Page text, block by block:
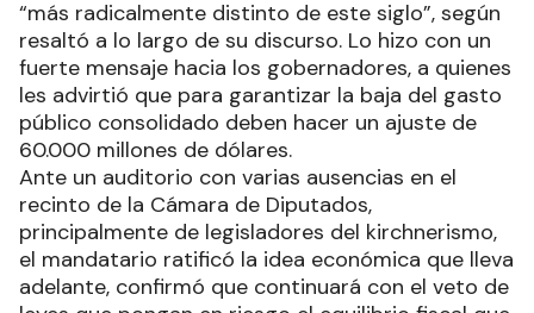
“más radicalmente distinto de este siglo”, según
resaltó a lo largo de su discurso. Lo hizo con un
fuerte mensaje hacia los gobernadores, a quienes
les advirtió que para garantizar la baja del gasto
público consolidado deben hacer un ajuste de
60.000 millones de dólares.
Ante un auditorio con varias ausencias en el
recinto de la Cámara de Diputados,
principalmente de legisladores del kirchnerismo,
el mandatario ratificó la idea económica que lleva
adelante, confirmó que continuará con el veto de